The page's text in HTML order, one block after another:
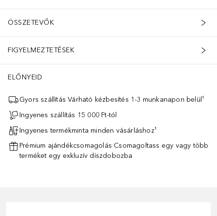
ÖSSZETEVŐK
FIGYELMEZTETÉSEK
ELŐNYEID
Gyors szállítás Várható kézbesítés 1-3 munkanapon belül¹
Ingyenes szállítás 15 000 Ft-tól
Ingyenes termékminta minden vásárláshoz¹
Prémium ajándékcsomagolás Csomagoltass egy vagy több
terméket egy exkluzív díszdobozba